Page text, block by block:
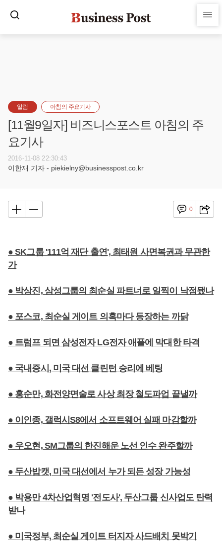
알림 아침의 주요기사
[11월9일자] 비즈니스포스트 아침의 주
요기사
2016-11-08 22:30:43
이한재 기자 - piekielny@businesspost.co.kr
0
● SK그룹 '111억 재단 출연', 최태원 사면복권과 무관한
가
● 박상진, 삼성그룹의 최순실 파트너로 일찍이 낙점됐나
● 포스코, 최순실 게이트 의혹마다 등장하는 까닭
● 트럼프 되면 삼성전자 LG전자 애플에 막대한 타격
● 국내증시, 미국 대선 클린턴 승리에 베팅
● 홍순만, 화전양면술로 사상 최장 철도파업 끝낼까
● 이인종, 갤럭시S8에서 소프트웨어 실패 마감할까
● 우오현, SM그룹의 한진해운 노선 인수 완주할까
● 두산밥캣, 미국 대선에서 누가 되든 성장 가능성
● 박용만 4차산업혁명 '전도사', 두산그룹 신사업도 탄력
받나
● 미국정부, 최순실 게이트 터지자 사드배치 못박기